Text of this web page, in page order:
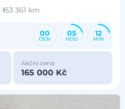
153 361 km
00
DEN
05
HOD
12
MIN
Akční cena
165 000 Kč